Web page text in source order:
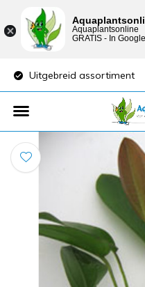
Uitgebreid assortiment
Aquaplantsonline
GRATIS - In